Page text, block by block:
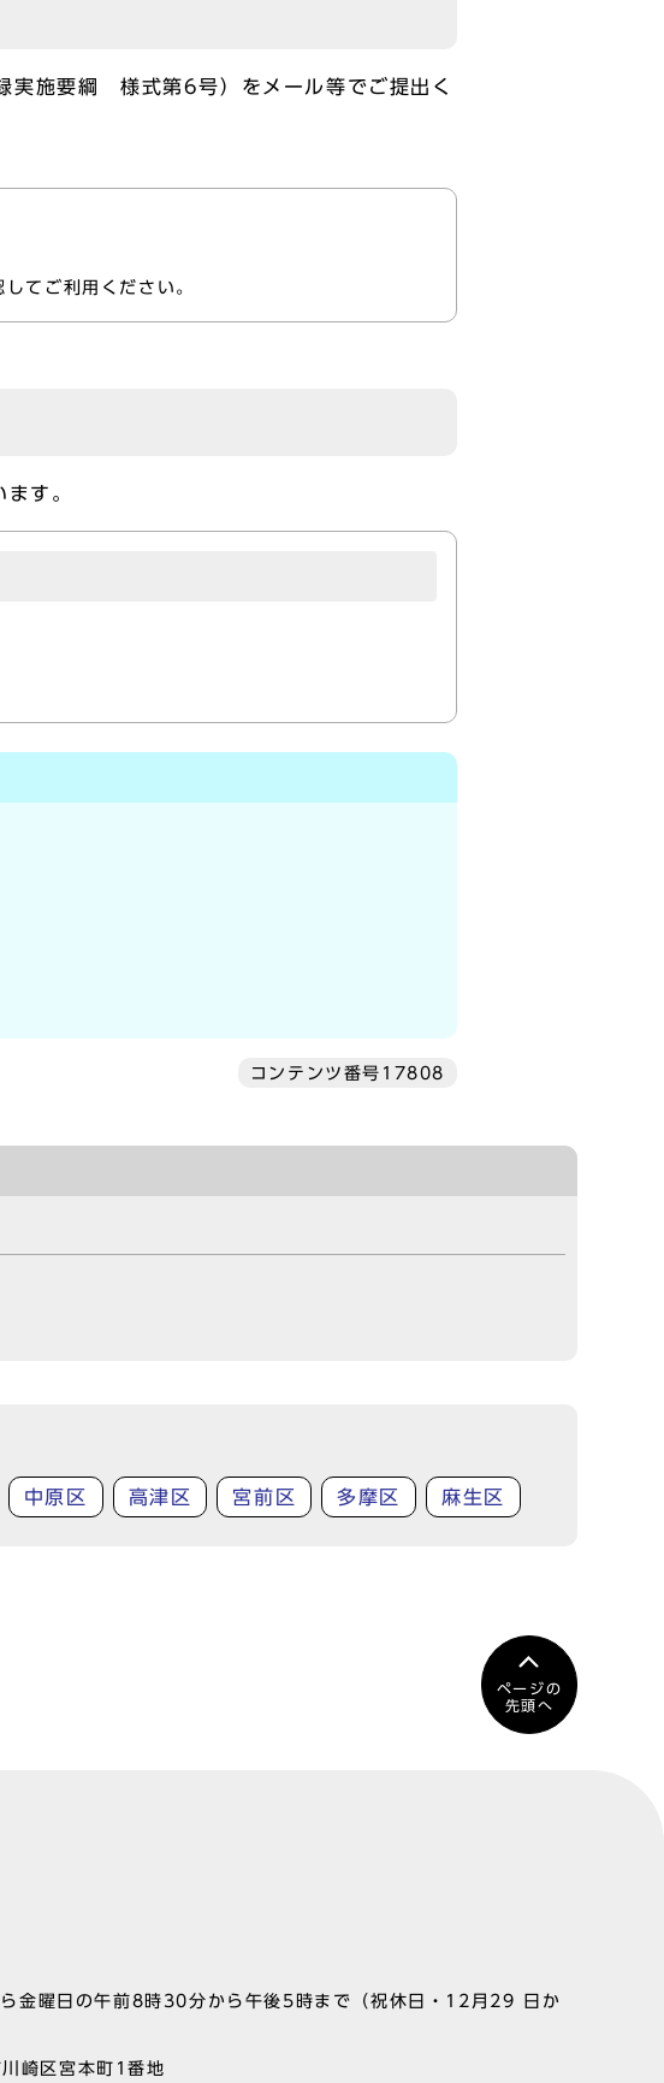
実施要綱 様式第6号）をメール等でご提出く
てご利用ください。
す。
コンテンツ番号17808
中原区 高津区 宮前区 多摩区 麻生区
ページの
先頭へ
ら金曜日の午前8時30分から午後5時まで（祝休日・12月29 日か
崎区宮本町1番地